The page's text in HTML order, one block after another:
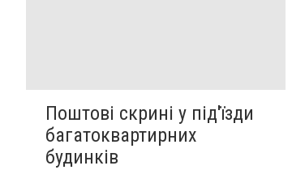
Поштові скрині у під'їзди
багатоквартирних
будинків